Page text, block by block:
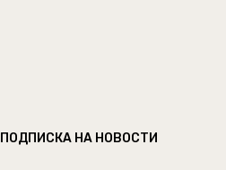
ПОДПИСКА НА НОВОСТИ